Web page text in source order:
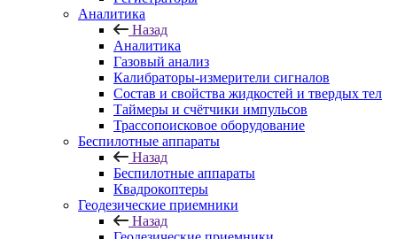
Аналитика
Назад
Аналитика
Газовый анализ
Калибраторы-измерители сигналов
Состав и свойства жидкостей и твердых тел
Таймеры и счётчики импульсов
Трассопоисковое оборудование
Беспилотные аппараты
Назад
Беспилотные аппараты
Квадрокоптеры
Геодезические приемники
Назад